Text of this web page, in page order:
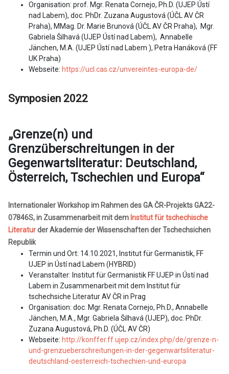
Organisation: prof. Mgr. Renata Cornejo, Ph.D. (UJEP Ústí
nad Labem), doc. PhDr. Zuzana Augustová (ÚČL AV ČR
Praha), MMag. Dr. Marie Brunová (ÚČL AV ČR Praha), Mgr.
Gabriela Šilhavá (UJEP Ústí nad Labem), Annabelle
Jänchen, M.A. (UJEP Ústí nad Labem ), Petra Hanáková (FF
UK Praha)
Webseite: https://ucl.cas.cz/unvereintes-europa-de/
Symposien 2022
„Grenze(n) und
Grenzüberschreitungen in der
Gegenwartsliteratur: Deutschland,
Österreich, Tschechien und Europa“
Internationaler Workshop im Rahmen des GA ČR-ProjektsGA22-
07846S, in Zusammenarbeit mit dem Institut für tschechische
Literaturder Akademie der Wissenschaften der Tschechsichen
Republik
Termin und Ort: 14.10.2021, Institut für Germanistik, FF
UJEP in Ústí nad Labem (HYBRID)
Veranstalter: Institut für Germanistik FF UJEP in Ústí nad
Labem in Zusammenarbeit mit dem Institut für
tschechsiche Literatur AV ČR in Prag
Organisation: doc. Mgr. Renata Cornejo, Ph.D., Annabelle
Jänchen, M.A., Mgr. Gabriela Šilhavá (UJEP), doc. PhDr.
Zuzana Augustová, Ph.D. (ÚČL AV ČR)
Webseite: http://konffer.ff.ujep.cz/index.php/de/grenze-n-
und-grenzueberschreitungen-in-der-gegenwartsliteratur-
deutschland-oesterreich-tschechien-und-europa